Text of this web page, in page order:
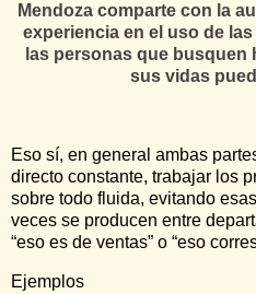
Mendoza comparte con la
experiencia en el uso de
las personas que busquen
sus vidas
Eso sí, en general ambas
directo constante, trabajar los
sobre todo fluida, evitando
veces se producen entre
“eso es de ventas” o “eso
Ejemplos